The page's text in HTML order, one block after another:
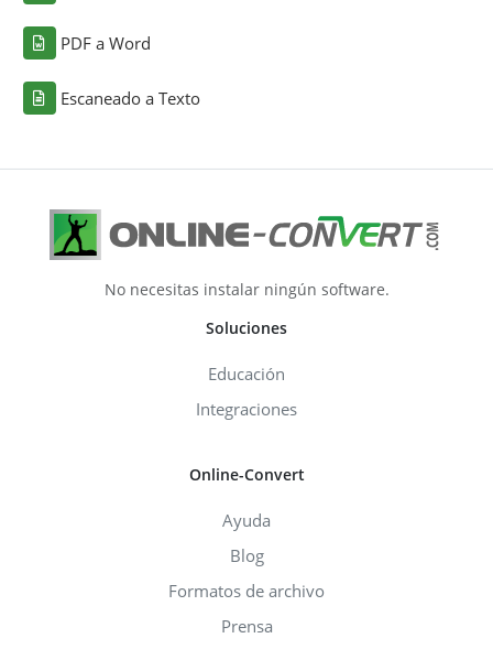
PDF a Word
Escaneado a Texto
No necesitas instalar ningún software.
Soluciones
Educación
Integraciones
Online-Convert
Ayuda
Blog
Formatos de archivo
Prensa